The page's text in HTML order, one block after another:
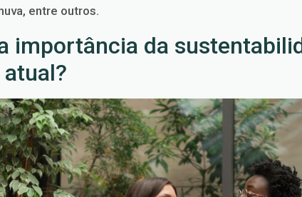
entre outros.
importância da